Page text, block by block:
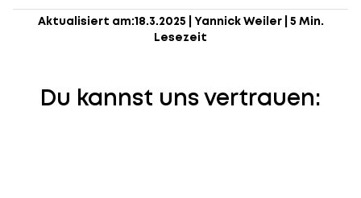
Aktualisiert am:18.3.2025 Yannick Weiler| 5 Min.
Lesezeit
Du kannst uns vertrauen: